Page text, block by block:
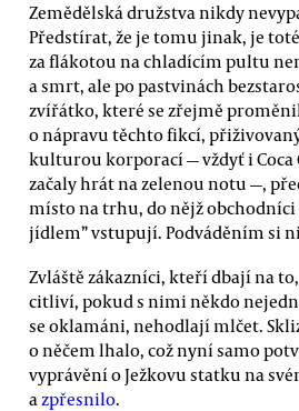
Zemědělská družstva nikdy
Předstírat, že je tomu jinak, je
za flákotou na chladícím pultu
a smrt, ale po pastvinách
zvířátko, které se zřejmě
o nápravu těchto fikcí,
kulturou korporací — vždyť i Coca
začaly hrát na zelenou notu —,
místo na trhu, do nějž obchodníci
jídlem” vstupují. Podváděním si
Zvláště zákazníci, kteří dbají na
citliví, pokud s nimi někdo
se oklamáni, nehodlají mlčet.
o něčem lhalo, což nyní samo
vyprávění o Ježkovu statku na
a zpřesnilo.